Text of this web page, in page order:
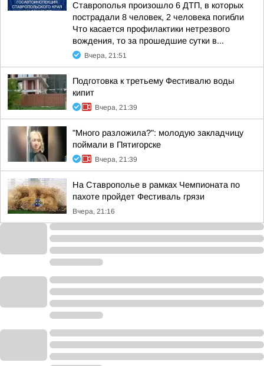
Ставрополья произошло 6 ДТП, в которых
пострадали 8 человек, 2 человека погибли
Что касается профилактики нетрезвого
вождения, то за прошедшие сутки в...
Вчера, 21:51
Подготовка к третьему Фестивалю воды
кипит
Вчера, 21:39
"Много разложила?": молодую закладчицу
поймали в Пятигорске
Вчера, 21:39
На Ставрополье в рамках Чемпионата по
пахоте пройдет Фестиваль грязи
Вчера, 21:16